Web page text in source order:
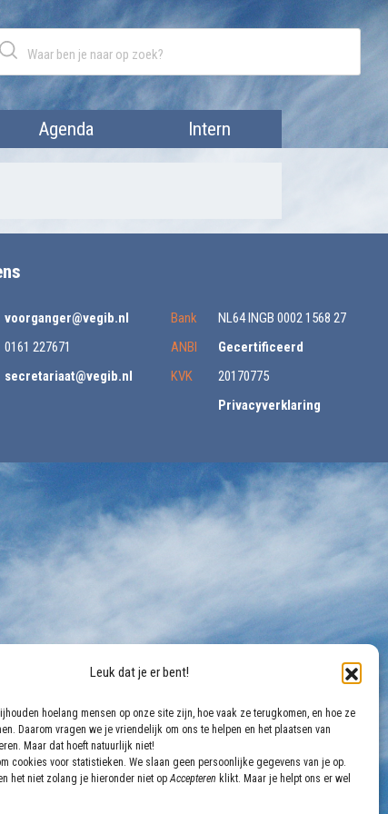
Leuk dat je er bent!
hoelang mensen op onze site zijn, hoe vaak ze terugkomen, en hoe ze
Daarom vragen we je vriendelijk om ons te helpen en het plaatsen van
Maar dat hoeft natuurlijk niet!
cookies voor statistieken. We slaan geen persoonlijke gegevens van je op.
het niet zolang je hieronder niet opAccepteren klikt. Maar je helpt ons er wel
Agenda Intern
voorganger@vegib.nl
0161 227671
secretariaat@vegib.nl
Bank
NL64 INGB 0002 1568 27
ANBI
Gecertificeerd
KVK
20170775
Privacyverklaring